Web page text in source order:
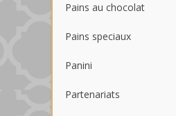
Pains au chocolat
Pains speciaux
Panini
Partenariats